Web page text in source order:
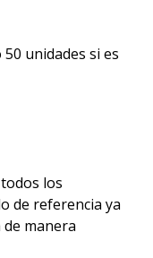
unidades si es
los
de referencia ya
manera